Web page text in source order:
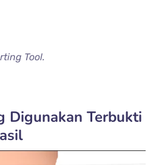
Tool.
Digunakan Terbukti